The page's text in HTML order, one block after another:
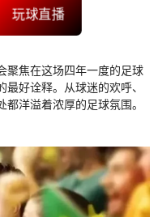
玩球直播
聚焦在这场四年一度的足球
好诠释。从球迷的欢呼、
洋溢着浓厚的足球氛围。